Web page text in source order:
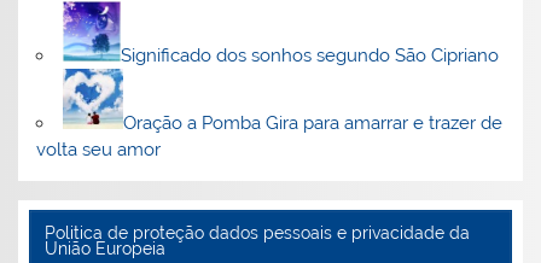
Significado dos sonhos segundo São Cipriano
Oração a Pomba Gira para amarrar e trazer de
volta seu amor
Politica de proteção dados pessoais e privacidade da
União Europeia